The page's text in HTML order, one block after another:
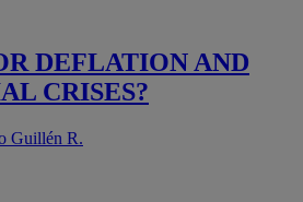
DEFLATION AND
CRISES?
Guillén R.